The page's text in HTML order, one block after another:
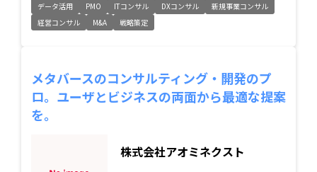
データ活用 PMO ITコンサル DXコンサル
新規事業コンサル
経営コンサル
M&A 戦略策定
メタバースのコンサルティング・開発のプ
ロ。ユーザとビジネスの両面から最適な提案
を。
株式会社アオミネクスト